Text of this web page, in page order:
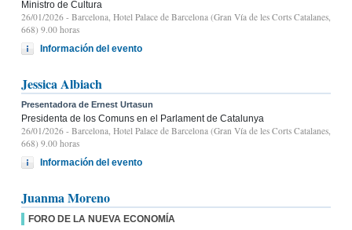
Ministro de Cultura
26/01/2026 - Barcelona, Hotel Palace de Barcelona (Gran Vía de les Corts Catalanes,
668) 9.00 horas
Información del evento
Jessica Albiach
Presentadora de Ernest Urtasun
Presidenta de los Comuns en el Parlament de Catalunya
26/01/2026 - Barcelona, Hotel Palace de Barcelona (Gran Vía de les Corts Catalanes,
668) 9.00 horas
Información del evento
Juanma Moreno
FORO DE LA NUEVA ECONOMÍA